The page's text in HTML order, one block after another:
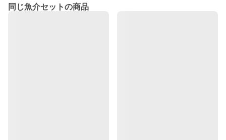
同じ魚介セットの商品